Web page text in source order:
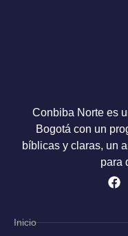
Conbiba Norte es
Bogotá con un
bíblicas y claras, un
para
Inicio